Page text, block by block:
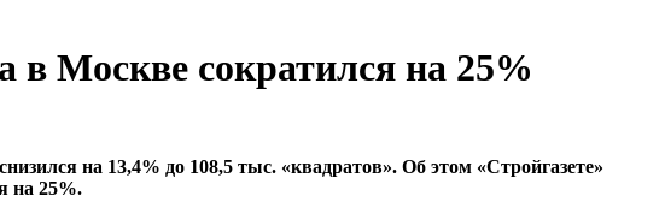
в Москве сократился на 25%
на 13,4% до 108,5 тыс. «квадратов». Об этом «Стройгазете»
на 25%.